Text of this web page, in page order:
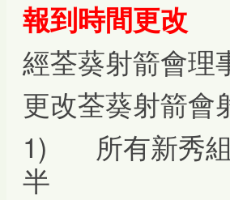
報到時間更改
經荃葵射箭會理
更改荃葵射箭會
1) 所有新秀組
半